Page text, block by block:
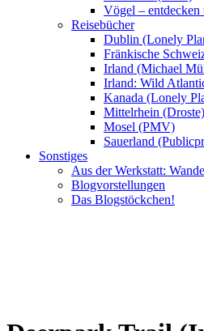
Vögel –
Reisebücher
Dublin (Lonely
Fränkische
Irland (Michael
Irland: Wild
Kanada (Lonely
Mittelrhein (Droste)
Mosel (PMV)
Sauerland
Sonstiges
Aus der Werkstatt:
Blogvorstellungen
Das Blogstöckchen!